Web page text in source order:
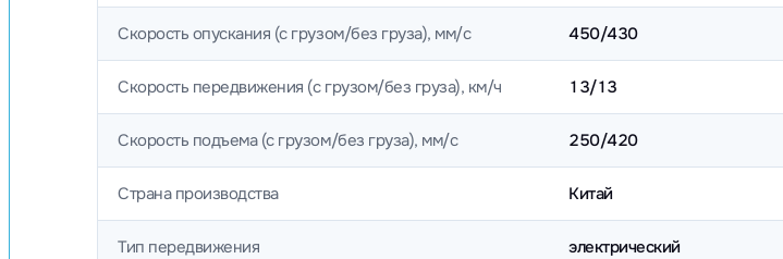
Скорость опускания (с грузом/без груза), мм/с 450/430
Скорость передвижения (с грузом/без груза), км/ч 13/13
Скорость подъема (с грузом/без груза), мм/с 250/420
Страна производства Китай
Тип передвижения электрический